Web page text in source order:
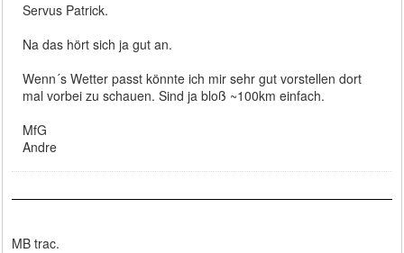
Servus Patrick.
Na das hört sich ja gut an.
Wenn´s Wetter passt könnte ich mir sehr gut vorstellen dort
mal vorbei zu schauen. Sind ja bloß ~100km einfach.
MfG
Andre
MB trac.